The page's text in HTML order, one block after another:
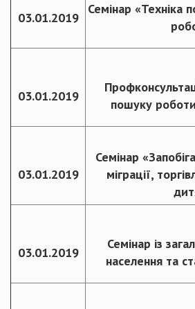
03.01.2019
Семінар «Техніка
03.01.2019
пошуку
03.01.2019
Семінар
міграції,
03.01.2019
Семінар із
населення та